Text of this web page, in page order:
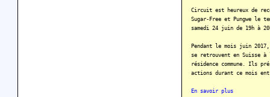
Circuit est heureux de
Sugar-Free et Pungwe le
samedi 24 juin de 19h à
Pendant le mois juin
se retrouvent en Suisse à
résidence commune. Ils
actions durant ce mois
En savoir plus